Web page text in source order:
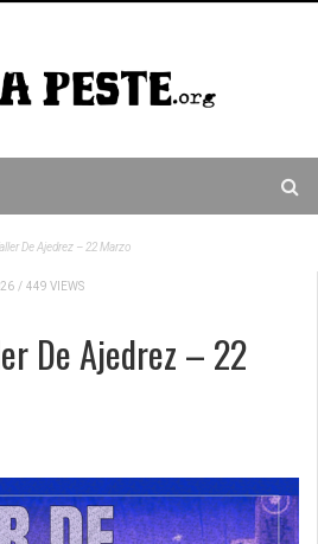
De Ajedrez – 22 Marzo
/ 449 VIEWS
De Ajedrez – 22